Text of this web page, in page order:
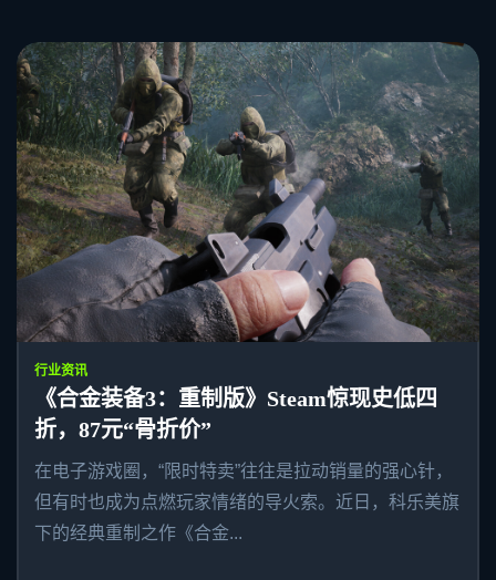
行业资讯
《合金装备3：重制版》Steam惊现史低四
折，87元“骨折价”
在电子游戏圈，“限时特卖”往往是拉动销量的强心针，
但有时也成为点燃玩家情绪的导火索。近日，科乐美旗
下的经典重制之作《合金...